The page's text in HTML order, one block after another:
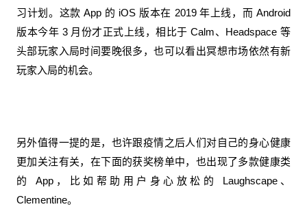
习计划。这款 App 的 iOS 版本在 2019 年上线，而 Android
版本今年 3 月份才正式上线，相比于 Calm、Headspace 等
头部玩家入局时间要晚很多，也可以看出冥想市场依然有新
玩家入局的机会。
另外值得一提的是，也许跟疫情之后人们对自己的身心健康
更加关注有关，在下面的获奖榜单中，也出现了多款健康类
的 App，比如帮助用户身心放松的 Laughscape、
Clementine。